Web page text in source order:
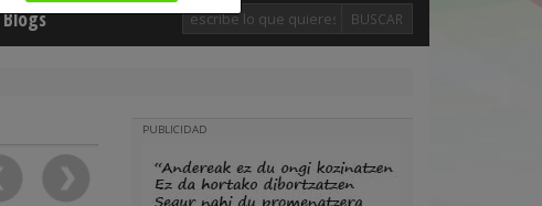
Blogs BUSCAR
PUBLICIDAD